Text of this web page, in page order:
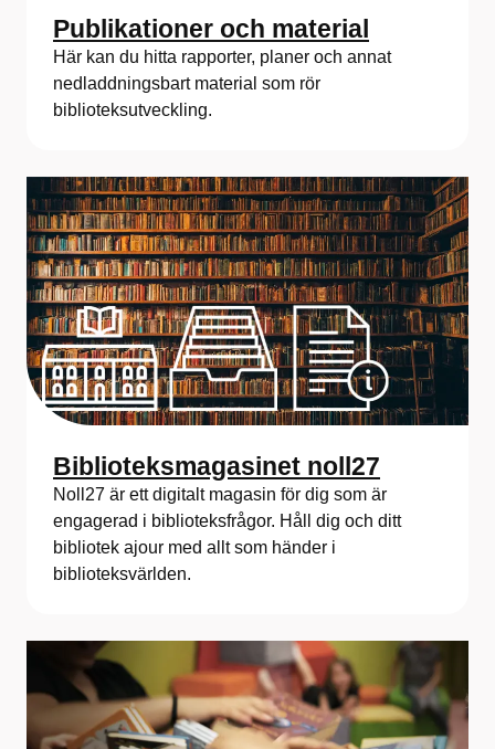
Publikationer och material
Här kan du hitta rapporter, planer och annat
nedladdningsbart material som rör
biblioteksutveckling.
Biblioteksmagasinet noll27
Noll27 är ett digitalt magasin för dig som är
engagerad i biblioteksfrågor. Håll dig och ditt
bibliotek ajour med allt som händer i
biblioteksvärlden.